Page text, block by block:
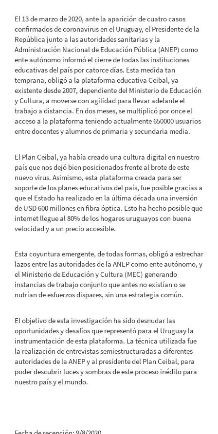
El 13 de marzo de 2020, ante la aparición de cuatro casos
confirmados de coronavirus en el Uruguay, el Presidente de la
República junto a las autoridades sanitarias y la
Administración Nacional de Educación Pública (ANEP) como
ente autónomo informó el cierre de todas las instituciones
educativas del país por catorce días. Esta medida tan
temprana, obligó a la plataforma educativa Ceibal, ya
existente desde 2007, dependiente del Ministerio de Educación
y Cultura, a moverse con agilidad para llevar adelante el
trabajo a distancia. En dos meses, se multiplicó por once el
acceso a la plataforma teniendo actualmente 650000 usuarios
entre docentes y alumnos de primaria y secundaria media.
El Plan Ceibal, ya había creado una cultura digital en nuestro
país que nos dejó bien posicionados frente al brote de este
nuevo virus. Asimismo, esta plataforma creada para ser
soporte de los planes educativos del país, fue posible gracias a
que el Estado ha realizado en la última década una inversión
de USD 600 millones en fibra óptica. Esto ha hecho posible que
internet llegue al 80% de los hogares uruguayos con buena
velocidad y a un precio accesible.
Esta coyuntura emergente, de todas formas, obligó a estrechar
lazos entre las autoridades de la ANEP como ente autónomo, y
el Ministerio de Educación y Cultura (MEC) generando
instancias de trabajo conjunto que antes no existían o se
nutrían de esfuerzos dispares, sin una estrategia común.
El objetivo de esta investigación ha sido desnudar las
oportunidades y desafíos que representó para el Uruguay la
instrumentación de esta plataforma. La técnica utilizada fue
la realización de entrevistas semiestructuradas a diferentes
autoridades de la ANEP y al presidente del Plan Ceibal, para
poder descubrir luces y sombras de este proceso inédito para
nuestro país y el mundo.